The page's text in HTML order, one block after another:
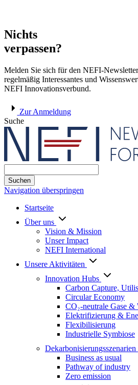
Nichts
verpassen?
Melden Sie sich für den NEFI-
regelmäßig Interessantes und
NEFI Innovationsverbund.
Zur Anmeldung
Suche
Suchen
Navigation überspringen
Startseite
Über uns
Vision & Mission
Unser Impact
NEFI International
Unsere Aktivitäten
Innovation Hubs
Carbon Capture,
Circular Economy
CO₂-neutrale Gase &
Elektrifizierung &
Flexibilisierung
Industrielle Symbiose
Dekarbonisierungs­szenarien
Business as usual
Pathway of industry
Zero emission